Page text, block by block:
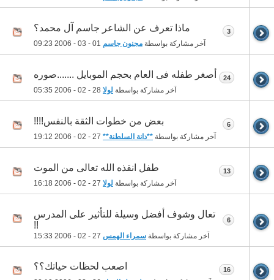
ماذا تعرف عن الشاعر جاسم آل محمد؟
آخر مشاركة بواسطة مجنون جاسم 09:23
3
أصغر طفله فى العام بحجم الموبايل .......صوره
آخر مشاركة بواسطة لولا 05:35
24
بعض من خطوات الثقة بالنفس!!!!
آخر مشاركة بواسطة **دانة السلطنة** 19:12
6
طفل انقذه الله تعالى من الموت
آخر مشاركة بواسطة لولا 16:18
13
تعال وشوف أفضل وسيلة للتأثير على المدرس
!!
آخر مشاركة بواسطة سمراء الهمس 15:33
6
اصعب لحظات حياتك؟؟ 16